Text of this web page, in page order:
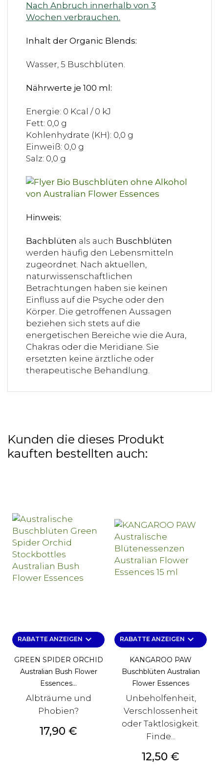
Nach Anbruch innerhalb von 3
Wochen verbrauchen.
Inhalt der Organic Blends:
Wasser, 5 Buschblüten.
Nährwerte je 100 ml:
Energie: 0 Kcal / 0 kJ
Fett: 0,0 g
Kohlenhydrate (KH): 0,0 g
Einweiß: 0,0 g
Salz: 0,0 g
Hinweis:
Bachblüten als auch Buschblüten
werden häufig den Lebensmitteln
zugeordnet. Nach aktuellen,
naturwissenschaftlichen
Betrachtungen haben sie keinen
Einfluss auf die Psyche oder den
Körper. Die getroffenen Aussagen
beziehen sich stets auf die
energetischen Bereiche wie die Aura,
Chakras oder die Meridiane. Sie
ersetzten keine ärztliche oder
therapeutische Behandlung.
Kunden die dieses Produkt
kauften bestellten auch:
RABATTE ANZEIGEN keyboard_arrow_down
GREEN SPIDER ORCHID
Australian Bush Flower
Essences...
Albträume und
Phobien?
Preis
17,90 €
RABATTE ANZEIGEN keyboard_arrow_down
KANGAROO PAW
Buschblüten Australian
Flower Essences
Unbeholfenheit,
Verschlossenheit
oder Taktlosigkeit.
Finde...
Preis
12,50 €